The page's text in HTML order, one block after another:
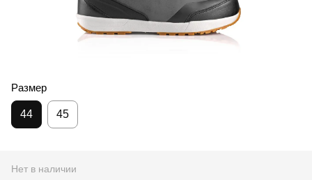
Размер
44 45
Нет в наличии